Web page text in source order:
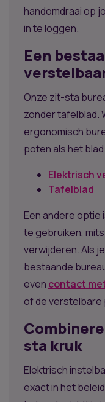
handomdraai op
in te loggen.
Een
Onze zit-sta
zonder tafelblad.
ergonomisch
poten als het
Elektrisch
Tafelblad
Een andere optie
te gebruiken,
verwijderen. Als
bestaande
even contact
of de verstelbare
sta kruk
Elektrisch
exact in het